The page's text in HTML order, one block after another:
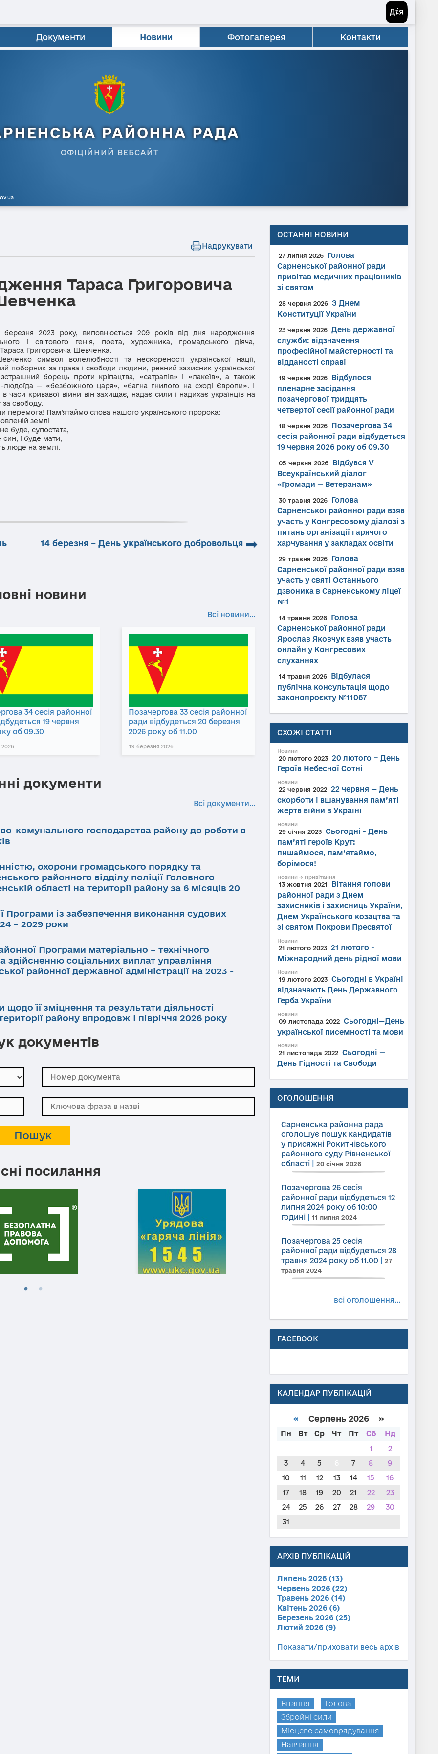
Документи Новини Фотогалерея Контакти
РАЙОННА РАДА
ОФІЦІЙНИЙ ВЕБСАЙТ
Надрукувати
Тараса Григоровича
2023 року, виповнюється 209 років від дня народження
і світового генія, поета, художника, громадського діяча,
Григоровича Шевченка.
символ волелюбності та нескореності української нації,
поборник за права і свободи людини, ревний захисник української
борець проти кріпацтва, «сатрапів» і «лакеїв», а також
людоїда — «безбожного царя», «багна гнилого на сході Європи». І
в часи кривавої війни він захищає, надає сили і надихає українців на
за свободу.
Пам’ятаймо слова нашого українського пророка:
землі
буде, супостата,
і буде мати,
люде на землі.
➡
14 березня – День українського добровольця
новини
Всі новини...
34 сесія районної
19 червня
об 09.30
2026
Позачергова 33 сесія районної
ради відбудеться 20 березня
2026 року об 11.00
19 березня 2026
документи
Всі документи...
комунального господарства району до роботи в
охорони громадського порядку та
районного відділу поліції Головного
області на території району за 6 місяців 20
Програми із забезпечення виконання судових
– 2029 роки
Програми матеріально – технічного
здійсненню соціальних виплат управління
районної державної адміністрації на 2023 -
її зміцнення та результати діяльності
району впродовж І півріччя 2026 року
документів
посилання
ОСТАННІ НОВИНИ
27 липня 2026
Голова
Сарненської районної ради
привітав медичних працівників
зі святом
28 червня 2026
З Днем
Конституції України
23 червня 2026
День державної
служби: відзначення
професійної майстерності та
відданості справі
19 червня 2026
Відбулося
пленарне засідання
позачергової тридцять
четвертої сесії районної ради
18 червня 2026
Позачергова 34
сесія районної ради відбудеться
19 червня 2026 року об 09.30
05 червня 2026
Відбувся V
Всеукраїнський діалог
«Громади — Ветеранам»
30 травня 2026
Голова
Сарненської районної ради взяв
участь у Конгресовому діалозі з
питань організації гарячого
харчування у закладах освіти
29 травня 2026
Голова
Сарненської районної ради взяв
участь у святі Останнього
дзвоника в Сарненському ліцеї
№1
14 травня 2026
Голова
Сарненської районної ради
Ярослав Яковчук взяв участь
онлайн у Конгресових
слуханнях
14 травня 2026
Відбулася
публічна консультація щодо
законопроєкту №11067
СХОЖІ СТАТТІ
Новини
20 лютого 2023
20 лютого − День
Героїв Небесної Сотні
Новини
22 червня 2022
22 червня — День
скорботи і вшанування пам’яті
жертв війни в Україні
Новини
29 січня 2023
Сьогодні - День
пам’яті героїв Крут:
пишаймося, пам’ятаймо,
борімося!
Новини → Привітання
13 жовтня 2021
Вітання голови
районної ради з Днем
захисників і захисниць України,
Днем Українського козацтва та
зі святом Покрови Пресвятої
Новини
21 лютого 2023
21 лютого -
Міжнародний день рідної мови
Новини
19 лютого 2023
Сьогодні в Україні
відзначають День Державного
Герба України
Новини
09 листопада 2022
Сьогодні—День
української писемності та мови
Новини
21 листопада 2022
Сьогодні —
День Гідності та Свободи
ОГОЛОШЕННЯ
Сарненська районна рада
оголошує пошук кандидатів
у присяжні Рокитнівського
районного суду Рівненської
області| 20 січня 2026
Позачергова 26 сесія
районної ради відбудеться 12
липня 2024 року об 10:00
годині| 11 липня 2024
Позачергова 25 сесія
районної ради відбудеться 28
травня 2024 року об 11.00
27
травня 2024
всі оголошення...
FACEBOOK
КАЛЕНДАР ПУБЛІКАЦІЙ
« Серпень 2026 »
Пн Вт Ср Чт Пт Сб
Нд
1
2
3
4 5 7 8
9
10
11 12 13 14 15
16
17
18 19 20 21 22
23
24
25 26 27 28 29
30
31
АРХІВ ПУБЛІКАЦІЙ
Липень 2026 (13)
Червень 2026 (22)
Травень 2026 (14)
Квітень 2026 (6)
Березень 2026 (25)
Лютий 2026 (9)
Показати/приховати весь архів
ТЕМИ
Вітання
Голова
Збройні сили
Місцеве самоврядування
Навчання